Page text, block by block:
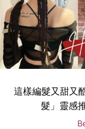
這樣編髮又甜又
髮」靈感